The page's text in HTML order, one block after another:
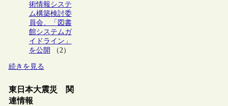
術情報システ
ム構築検討委
員会、「図書
館システムガ
イドライン」
を公開
（2）
続きを見る
東日本大震災 関
連情報